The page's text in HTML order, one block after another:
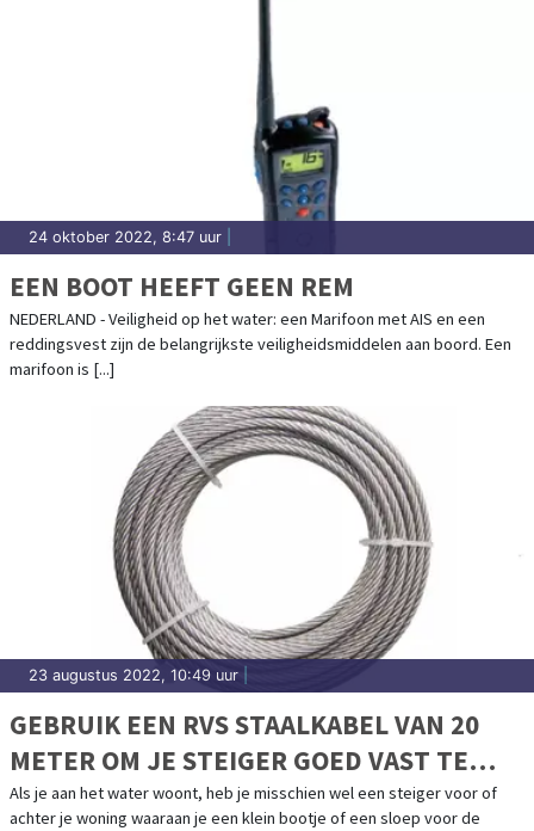
24 oktober 2022, 8:47 uur
EEN BOOT HEEFT GEEN REM
NEDERLAND - Veiligheid op het water: een Marifoon met AIS en een
reddingsvest zijn de belangrijkste veiligheidsmiddelen aan boord. Een
marifoon is [...]
23 augustus 2022, 10:49 uur
GEBRUIK EEN RVS STAALKABEL VAN 20
METER OM JE STEIGER GOED VAST TE
ZETTEN
Als je aan het water woont, heb je misschien wel een steiger voor of
achter je woning waaraan je een klein bootje of een sloep voor de